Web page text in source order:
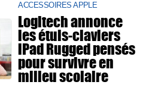
ACCESSOIRES APPLE
Logitech annonce
les étuis-claviers
iPad Rugged pensés
pour survivre en
milieu scolaire